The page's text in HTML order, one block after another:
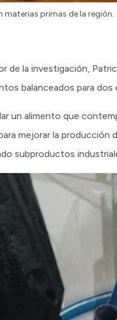
materias primas de la región.
de la investigación,
balanceados para
un alimento que
mejorar la producción
subproductos